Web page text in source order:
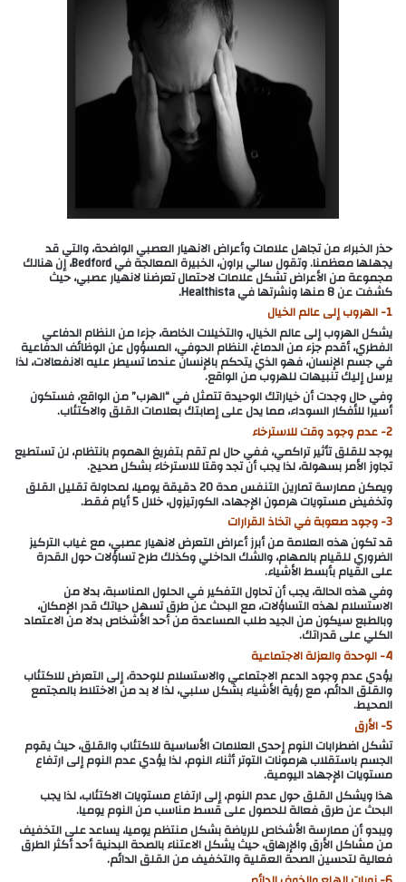
حذر الخبراء من تجاهل علامات وأعراض الانهيار العصبي الواضحة، والتي قد
يجهلها معظمنا. وتقول سالي براون، الخبيرة المعالجة في Bedford، إن هنالك
مجموعة من الأعراض تشكل علامات لاحتمال تعرضنا لانهيار عصبي، حيث
كشفت عن 8 منها ونشرتها في Healthista.
1- الهروب إلى عالم الخيال
يشكل الهروب إلى عالم الخيال، والتخيلات الخاصة، جزءا من النظام الدفاعي
الفطري، أقدم جزء من الدماغ، النظام الحوفي، المسؤول عن الوظائف الدفاعية
في جسم الإنسان، فهو الذي يتحكم بالإنسان عندما تسيطر عليه الانفعالات، لذا
يرسل إليك تنبيهات للهروب من الواقع.
وفي حال وجدت أن خياراتك الوحيدة تتمثل في “الهرب” من الواقع، فستكون
أسيرا للأفكار السوداء، مما يدل على إصابتك بعلامات القلق والاكتئاب.
2- عدم وجود وقت للاسترخاء
يوجد للقلق تأثير تراكمي، ففي حال لم تقم بتفريغ الهموم بانتظام، لن تستطيع
تجاوز الأمر بسهولة، لذا يجب أن تجد وقتا للاسترخاء بشكل صحيح.
ويمكن ممارسة تمارين التنفس مدة 20 دقيقة يوميا، لمحاولة تقليل القلق
وتخفيض مستويات هرمون الإجهاد، الكورتيزول، خلال 5 أيام فقط.
3- وجود صعوبة في اتخاذ القرارات
قد تكون هذه العلامة من أبرز أعراض التعرض لانهيار عصبي، مع غياب التركيز
الضروري للقيام بالمهام، والشك الداخلي وكذلك طرح تساؤلات حول القدرة
على القيام بأبسط الأشياء.
وفي هذه الحالة، يجب أن تحاول التفكير في الحلول المناسبة، بدلا من
الاستسلام لهذه التساؤلات، مع البحث عن طرق تسهل حياتك قدر الإمكان،
وبالطبع سيكون من الجيد طلب المساعدة من أحد الأشخاص بدلا من الاعتماد
الكلي على قدراتك.
4- الوحدة والعزلة الاجتماعية
يؤدي عدم وجود الدعم الاجتماعي والاستسلام للوحدة، إلى التعرض للاكتئاب
والقلق الدائم، مع رؤية الأشياء بشكل سلبي، لذا لا بد من الاختلاط بالمجتمع
المحيط.
5- الأرق
تشكل اضطرابات النوم إحدى العلامات الأساسية للاكتئاب والقلق، حيث يقوم
الجسم باستقلاب هرمونات التوتر أثناء النوم، لذا يؤدي عدم النوم إلى ارتفاع
مستويات الإجهاد اليومية.
هذا ويشكل القلق حول عدم النوم، إلى ارتفاع مستويات الاكتئاب، لذا يجب
البحث عن طرق فعالة للحصول على قسط مناسب من النوم يوميا.
ويبدو أن ممارسة الأشخاص للرياضة بشكل منتظم يوميا، يساعد على التخفيف
من مشاكل الأرق والإرهاق، حيث يشكل الاعتناء بالصحة البدنية أحد أكثر الطرق
فعالية لتحسين الصحة العقلية والتخفيف من القلق الدائم.